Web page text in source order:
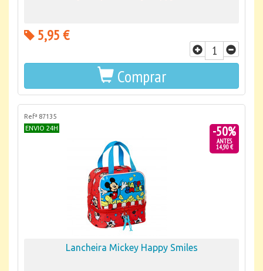
5,95 €
Comprar
Refª 87135
ENVIO 24H
-50%
ANTES
14,90 €
Lancheira Mickey Happy Smiles